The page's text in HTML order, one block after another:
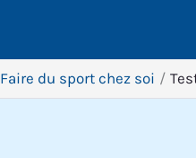
Faire du sport chez soi